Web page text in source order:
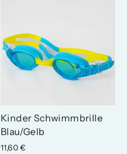
Kinder Schwimmbrille
Blau/Gelb
11,60 €